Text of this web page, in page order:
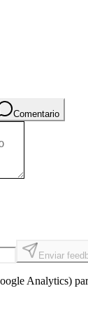
Comentario
Enviar
Analytics)